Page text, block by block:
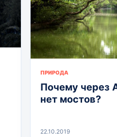
ПРИРОДА
Почему через
нет мостов?
22.10.2019